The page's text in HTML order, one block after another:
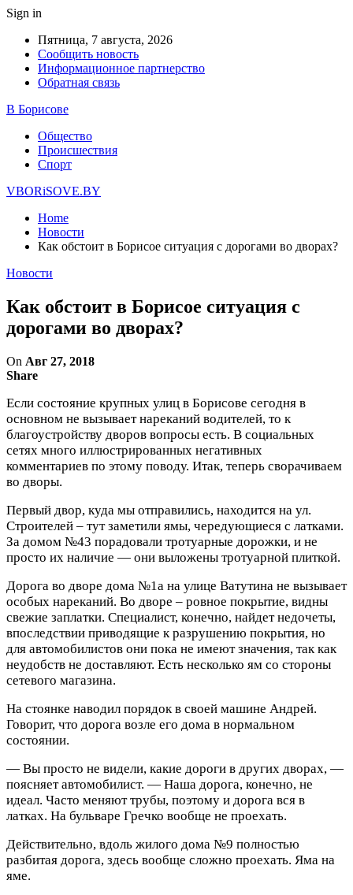
Sign in
Пятница, 7 августа, 2026
Сообщить новость
Информационное партнерство
Обратная связь
В Борисове
Общество
Происшествия
Спорт
VBORiSOVE.BY
Home
Новости
Как обстоит в Борисое ситуация с дорогами во дворах?
Новости
Как обстоит в Борисое ситуация с
дорогами во дворах?
On Авг 27, 2018
Share
Если состояние крупных улиц в Борисове сегодня в
основном не вызывает нареканий водителей, то к
благоустройству дворов вопросы есть. В социальных
сетях много иллюстрированных негативных
комментариев по этому поводу. Итак, теперь сворачиваем
во дворы.
Первый двор, куда мы отправились, находится на ул.
Строителей – тут заметили ямы, чередующиеся с латками.
За домом №43 порадовали тротуарные дорожки, и не
просто их наличие — они выложены тротуарной плиткой.
Дорога во дворе дома №1а на улице Ватутина не вызывает
особых нареканий. Во дворе – ровное покрытие, видны
свежие заплатки. Специалист, конечно, найдет недочеты,
впоследствии приводящие к разрушению покрытия, но
для автомобилистов они пока не имеют значения, так как
неудобств не доставляют. Есть несколько ям со стороны
сетевого магазина.
На стоянке наводил порядок в своей машине Андрей.
Говорит, что дорога возле его дома в нормальном
состоянии.
— Вы просто не видели, какие дороги в других дворах, —
поясняет автомобилист. — Наша дорога, конечно, не
идеал. Часто меняют трубы, поэтому и дорога вся в
латках. На бульваре Гречко вообще не проехать.
Действительно, вдоль жилого дома №9 полностью
разбитая дорога, здесь вообще сложно проехать. Яма на
яме.